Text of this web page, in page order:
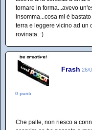
tornare in forma...avevo
insomma...cosa mi è
terra e leggere vicino ad un
rovinata. :)
Frash 26/
0 punti
Che palle, non riesco a